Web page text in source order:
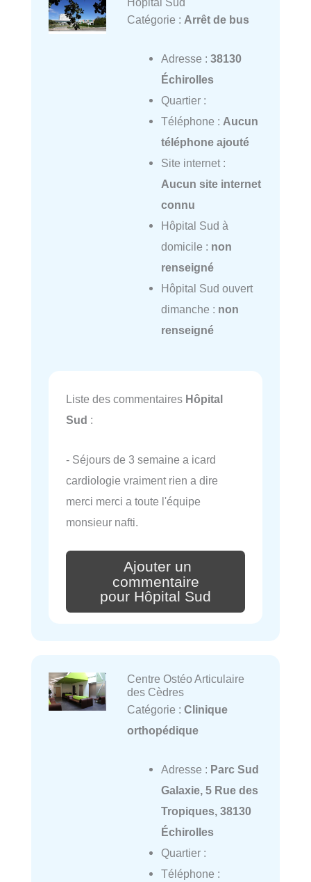
Catégorie : Arrêt de bus
Adresse : 38130
Échirolles
Quartier :
Téléphone : Aucun
téléphone ajouté
Site internet :
Aucun site internet
connu
Hôpital Sud à
domicile : non
renseigné
Hôpital Sud ouvert
dimanche : non
renseigné
Liste des commentaires Hôpital
Sud :
- Séjours de 3 semaine a icard
cardiologie vraiment rien a dire
merci merci a toute l'équipe
monsieur nafti.
Ajouter un
commentaire
pour Hôpital Sud
Centre Ostéo Articulaire
des Cèdres
Catégorie : Clinique
orthopédique
Adresse : Parc Sud
Galaxie, 5 Rue des
Tropiques, 38130
Échirolles
Quartier :
Téléphone :